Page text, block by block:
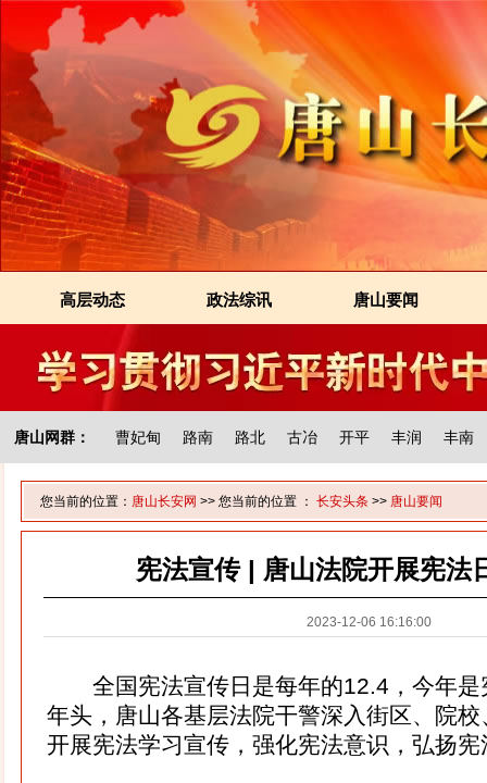
高层动态 政法综讯 唐山要闻
唐山网群： 曹妃甸 路南 路北 古冶 开平 丰润 丰南
您当前的位置： 唐山长安网 >> 您当前的位置 ： 长安头条 >> 唐山要闻
宪法宣传 | 唐山法院开展宪法
2023-12-06 16:16:00
全国宪法宣传日是每年的12.4，今年是
年头，唐山各基层法院干警深入街区、院
开展宪法学习宣传，强化宪法意识，弘扬